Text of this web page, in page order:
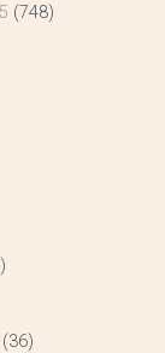
(748)
(36)